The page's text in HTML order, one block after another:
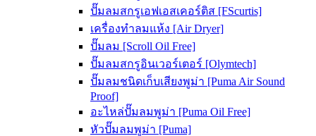
ปั๊มลมสกรูเอฟเอสเคอร์ติส [FScurtis]
เครื่องทำลมแห้ง [Air Dryer]
ปั๊มลม [Scroll Oil Free]
ปั๊มลมสกรูอินเวอร์เตอร์ [Olymtech]
ปั๊มลมชนิดเก็บเสียงพูม่า [Puma Air Sound
Proof]
อะไหล่ปั๊มลมพูม่า [Puma Oil Free]
หัวปั๊มลมพูม่า [Puma]